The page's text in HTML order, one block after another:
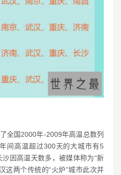
全国2000年-2009年高温总数列
间高温超过300天的大城市有5
因高温天数多，被媒体称为“新
这两个传统的“火炉”城市此次并